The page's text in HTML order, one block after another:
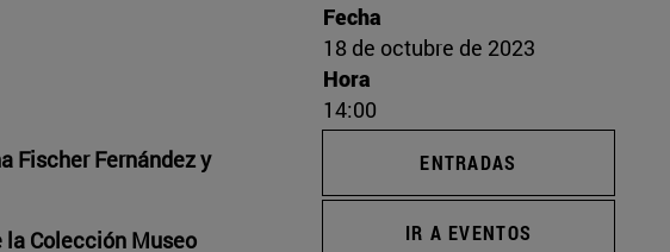
Fischer Fernández y
la Colección Museo
Fecha
18 de octubre de 2023
Hora
14:00
ENTRADAS
IR A EVENTOS